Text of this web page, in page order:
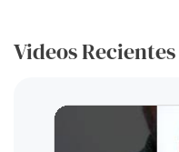
Videos Recientes